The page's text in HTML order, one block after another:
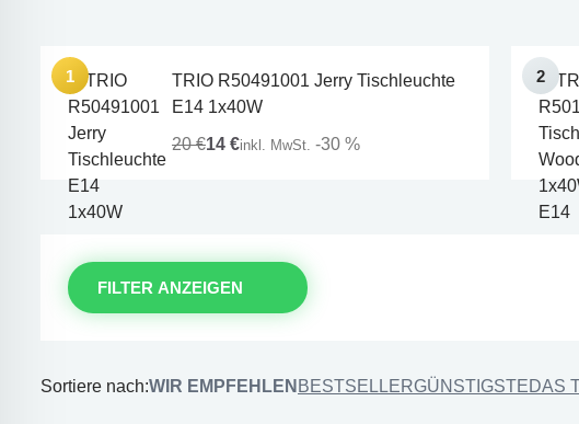
TRIO R50491001 Jerry Tischleuchte
E14 1x40W
20 €14 €inkl. MwSt. -30 %
FILTER ANZEIGEN
Sortiere nach:WIR EMPFEHLEN BESTSELLERGÜNSTIGSTEDAS